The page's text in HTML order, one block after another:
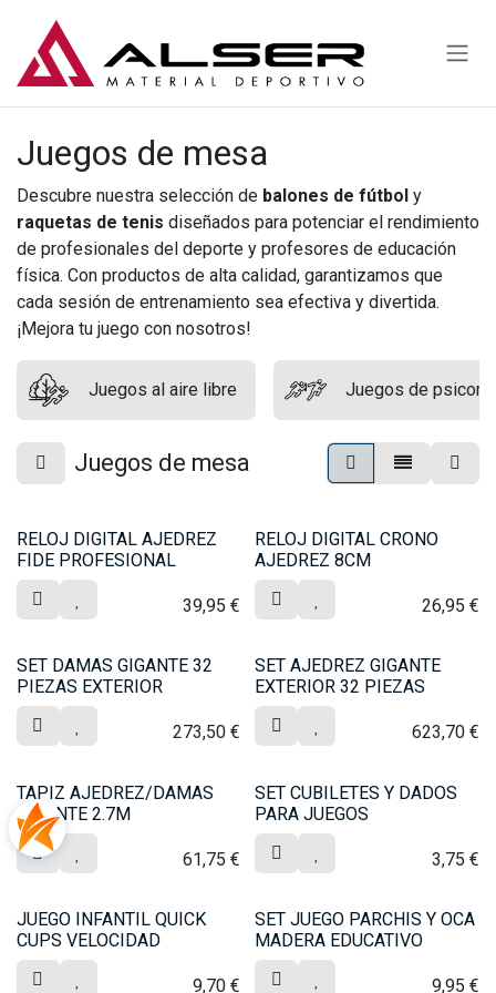
Juegos de mesa
Descubre nuestra selección de balones de fútbol y
raquetas de tenis diseñados para potenciar el rendimiento
de profesionales del deporte y profesores de educación
física. Con productos de alta calidad, garantizamos que
cada sesión de entrenamiento sea efectiva y divertida.
¡Mejora tu juego con nosotros!
Juegos al aire libre Juegos de
Juegos de mesa
RELOJ DIGITAL AJEDREZ
FIDE PROFESIONAL
39,95 €
RELOJ DIGITAL CRONO
AJEDREZ 8CM
26,95 €
SET DAMAS GIGANTE 32
PIEZAS EXTERIOR
273,50 €
SET AJEDREZ GIGANTE
EXTERIOR 32 PIEZAS
623,70€
TAPIZ AJEDREZ/DAMAS
GIGANTE 2.7M
61,75 €
SET CUBILETES Y DADOS
PARA JUEGOS
3,75 €
JUEGO INFANTIL QUICK
CUPS VELOCIDAD
9,70 €
SET JUEGO PARCHIS Y OCA
MADERA EDUCATIVO
9,95 €